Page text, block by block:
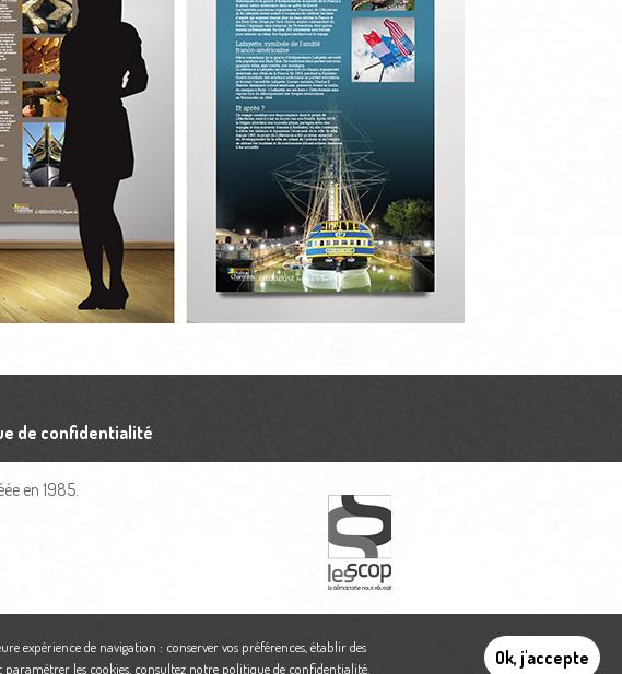
de confidentialité
en 1985.
expérience de navigation : conserver vos préférences, établir des
les cookies, consultez notre politique de confidentialité Ok, j'accepte